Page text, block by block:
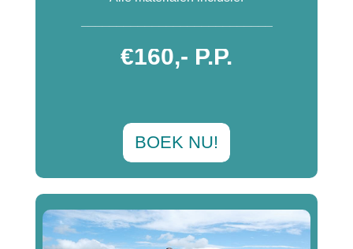
€160,- P.P.
BOEK NU!